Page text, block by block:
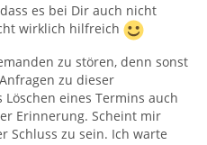
es bei Dir auch nicht
wirklich hilfreich
zu stören, denn sonst
zu dieser
eines Termins auch
Erinnerung. Scheint mir
Schluss zu sein. Ich warte